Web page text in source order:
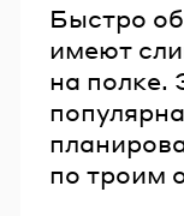
Быстро
имеют
на полке.
по троим